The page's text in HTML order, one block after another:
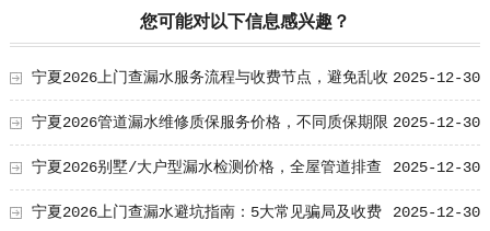
您可能对以下信息感兴趣？
2025-12-30
宁夏2026上门查漏水服务流程与收费节点，避免乱收
费指南 2025-12-30
宁夏2026管道漏水维修质保服务价格，不同质保期限
收费参考 2025-12-30
宁夏2026别墅/大户型漏水检测价格，全屋管道排查
收费标准 2025-12-30
宁夏2026上门查漏水避坑指南：5大常见骗局及收费